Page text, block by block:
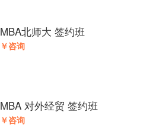
MBA北师大 签约班
￥咨询
MBA 对外经贸 签约班
￥咨询